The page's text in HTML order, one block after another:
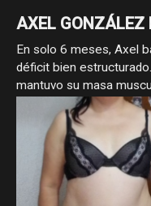
AXEL GONZÁLEZ
En solo 6 meses, Axel
déficit bien
mantuvo su masa
volumen para llevar su